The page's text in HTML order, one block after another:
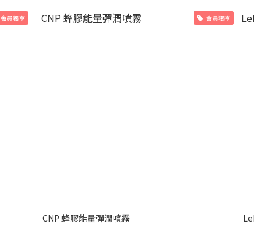
會員獨享
CNP 蜂膠能量彈潤噴霧
會員獨享